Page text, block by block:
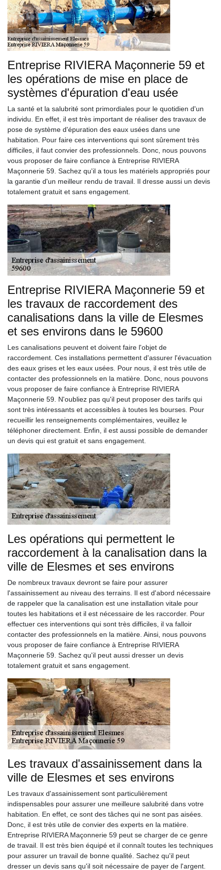
Entreprise RIVIERA Maçonnerie 59 et
les opérations de mise en place de
systèmes d'épuration d'eau usée
La santé et la salubrité sont primordiales pour le quotidien d'un
individu. En effet, il est très important de réaliser des travaux de
pose de système d'épuration des eaux usées dans une
habitation. Pour faire ces interventions qui sont sûrement très
difficiles, il faut convier des professionnels. Donc, nous pouvons
vous proposer de faire confiance à Entreprise RIVIERA
Maçonnerie 59. Sachez qu'il a tous les matériels appropriés pour
la garantie d'un meilleur rendu de travail. Il dresse aussi un devis
totalement gratuit et sans engagement.
Entreprise RIVIERA Maçonnerie 59 et
les travaux de raccordement des
canalisations dans la ville de Elesmes
et ses environs dans le 59600
Les canalisations peuvent et doivent faire l'objet de
raccordement. Ces installations permettent d'assurer l'évacuation
des eaux grises et les eaux usées. Pour nous, il est très utile de
contacter des professionnels en la matière. Donc, nous pouvons
vous proposer de faire confiance à Entreprise RIVIERA
Maçonnerie 59. N'oubliez pas qu'il peut proposer des tarifs qui
sont très intéressants et accessibles à toutes les bourses. Pour
recueillir les renseignements complémentaires, veuillez le
téléphoner directement. Enfin, il est aussi possible de demander
un devis qui est gratuit et sans engagement.
Les opérations qui permettent le
raccordement à la canalisation dans la
ville de Elesmes et ses environs
De nombreux travaux devront se faire pour assurer
l'assainissement au niveau des terrains. Il est d'abord nécessaire
de rappeler que la canalisation est une installation vitale pour
toutes les habitations et il est nécessaire de les raccorder. Pour
effectuer ces interventions qui sont très difficiles, il va falloir
contacter des professionnels en la matière. Ainsi, nous pouvons
vous proposer de faire confiance à Entreprise RIVIERA
Maçonnerie 59. Sachez qu'il peut aussi dresser un devis
totalement gratuit et sans engagement.
Les travaux d'assainissement dans la
ville de Elesmes et ses environs
Les travaux d'assainissement sont particulièrement
indispensables pour assurer une meilleure salubrité dans votre
habitation. En effet, ce sont des tâches qui ne sont pas aisées.
Donc, il est très utile de convier des experts en la matière.
Entreprise RIVIERA Maçonnerie 59 peut se charger de ce genre
de travail. Il est très bien équipé et il connaît toutes les techniques
pour assurer un travail de bonne qualité. Sachez qu'il peut
dresser un devis sans qu'il soit nécessaire de payer de l'argent.